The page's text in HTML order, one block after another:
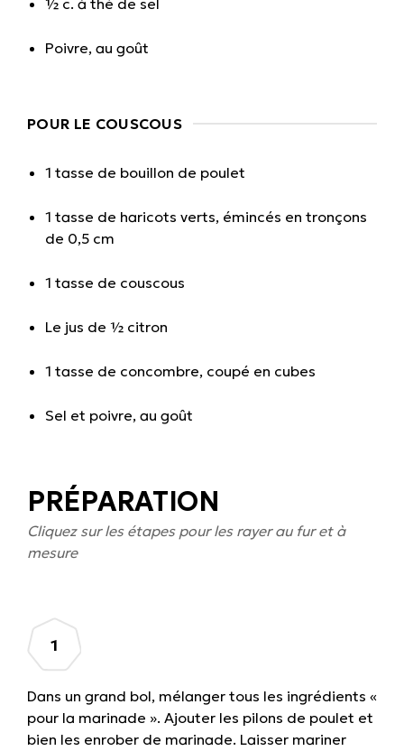
Poivre, au goût
POUR LE COUSCOUS
1 tasse de bouillon de poulet
1 tasse de haricots verts, émincés en tronçons
de 0,5 cm
1 tasse de couscous
Le jus de ½ citron
1 tasse de concombre, coupé en cubes
Sel et poivre, au goût
PRÉPARATION
Cliquez sur les étapes pour les rayer au fur et à
mesure
Dans un grand bol, mélanger tous les ingrédients «
pour la marinade ». Ajouter les pilons de poulet et
bien les enrober de marinade. Laisser mariner